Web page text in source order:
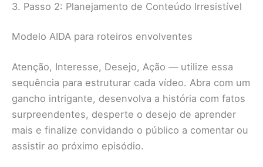
3. Passo 2: Planejamento de Conteúdo Irresistível
Modelo AIDA para roteiros envolventes
Atenção, Interesse, Desejo, Ação — utilize essa
sequência para estruturar cada vídeo. Abra com um
gancho intrigante, desenvolva a história com fatos
surpreendentes, desperte o desejo de aprender
mais e finalize convidando o público a comentar ou
assistir ao próximo episódio.